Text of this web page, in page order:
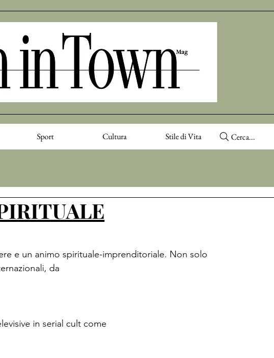
Sport Cultura Stile di Vita Cerca...
e un animo spirituale-imprenditoriale. Non solo
da
in serial cult come